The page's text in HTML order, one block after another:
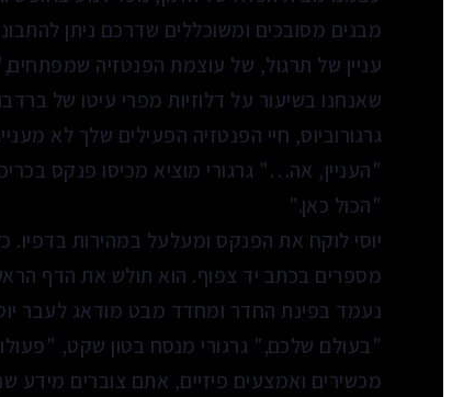
מבנים מסובכים ומשוכללים שדרכם ניתן
עניין של תרגול, של עוצמת הפנטזיה
שאנחנו בשיעור על דלוזיות מפרי עיטו של
גרגורוביוס, חיי הפנטזיה הפעילים שלך לא
"העניין, אה…" גרגורי מוציא מכיסו פנקס
"הכול כאן."
יוסי לוקח את הפנקס ומעלעל במהירות
מספרים בכתב יד צפוף. הוא תולש את הדף
נעמד בפינת החדר ומחדד מבט מודאג לעבר
"בעולם שלכם," גרגורי מנסח בטון שקט,
מכשירים ואמצעים פיזיים, אתם צוברים